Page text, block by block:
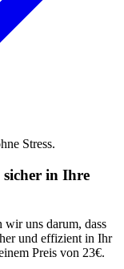
Stress.
in Ihre
uns darum, dass
und effizient in Ihr
Preis von 23€.